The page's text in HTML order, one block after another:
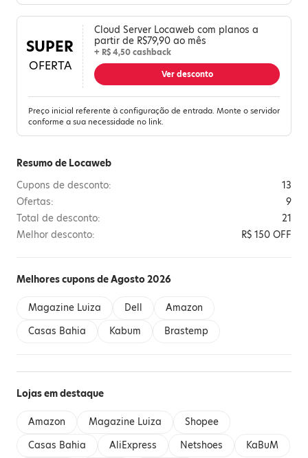
SUPER
OFERTA
Cloud Server Locaweb com planos a
partir de R$79,90 ao mês
+ R$ 4,50 cashback
Ver desconto
Preço inicial referente à configuração de entrada. Monte o servidor
conforme a sua necessidade no link.
Resumo de Locaweb
Cupons de desconto:
13
Ofertas:
9
Total de desconto:
21
Melhor desconto:
R$ 150 OFF
Melhores cupons de Agosto 2026
Magazine Luiza Dell
Amazon
Casas Bahia
Kabum Brastemp
Lojas em destaque
Amazon Magazine Luiza
Shopee
Casas Bahia
AliExpress Netshoes
KaBuM